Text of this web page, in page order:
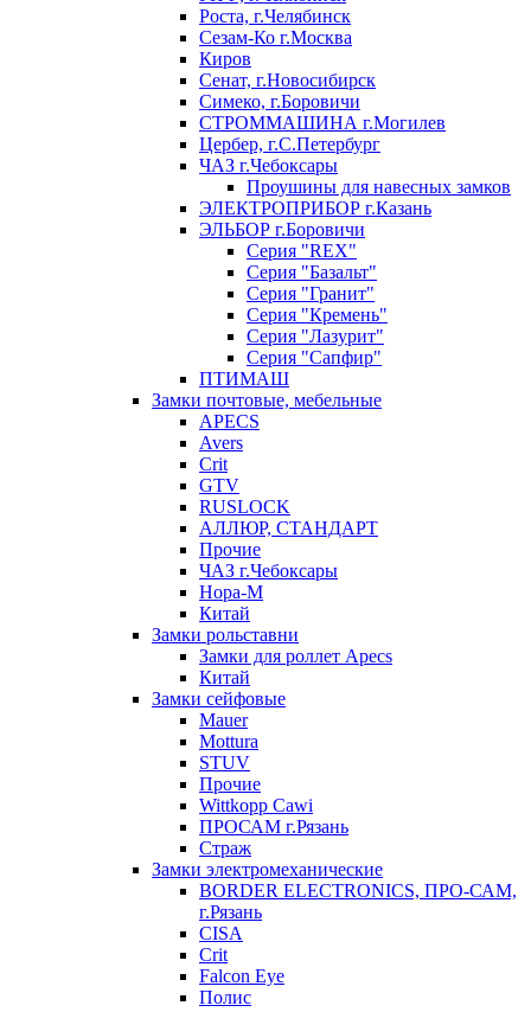
Роста, г.Челябинск
Сезам-Ко г.Москва
Киров
Сенат, г.Новосибирск
Симеко, г.Боровичи
СТРОММАШИНА г.Могилев
Цербер, г.С.Петербург
ЧАЗ г.Чебоксары
Проушины для навесных замков
ЭЛЕКТРОПРИБОР г.Казань
ЭЛЬБОР г.Боровичи
Серия "REX"
Серия "Базальт"
Серия "Гранит"
Серия "Кремень"
Серия "Лазурит"
Серия "Сапфир"
ПТИМАШ
Замки почтовые, мебельные
APECS
Avers
Crit
GTV
RUSLOCK
АЛЛЮР, СТАНДАРТ
Прочие
ЧАЗ г.Чебоксары
Нора-М
Китай
Замки рольставни
Замки для роллет Apecs
Китай
Замки сейфовые
Mauer
Mottura
STUV
Прочие
Wittkopp Cawi
ПРОСАМ г.Рязань
Страж
Замки электромеханические
BORDER ELECTRONICS, ПРО-САМ,
г.Рязань
CISA
Crit
Falcon Eye
Полис